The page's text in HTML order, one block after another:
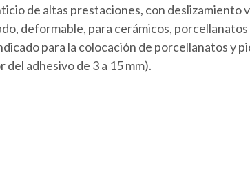
de altas prestaciones, con deslizamiento
deformable, para cerámicos,
para la colocación de porcellanatos y
adhesivo de 3 a 15 mm).